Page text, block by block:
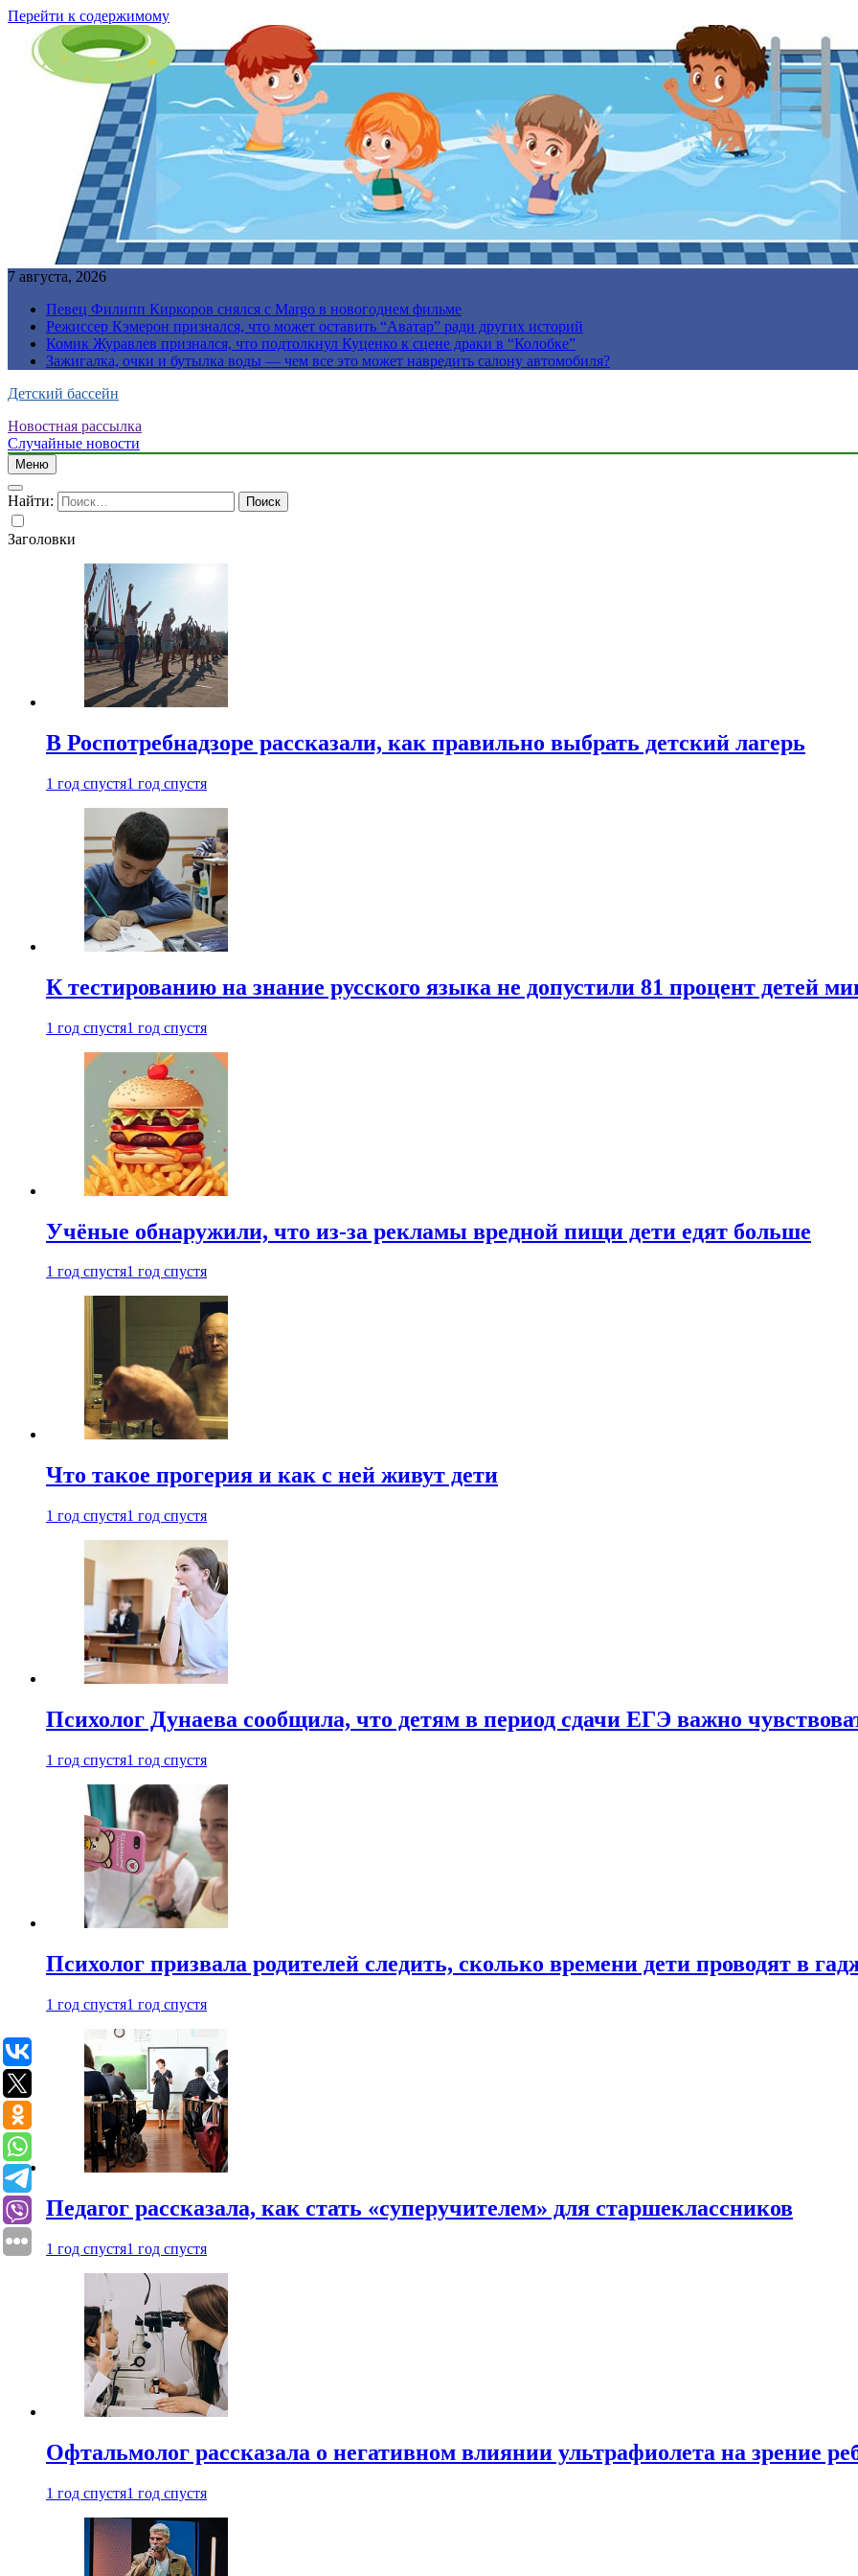
Перейти к содержимому
7 августа, 2026
Певец Филипп Киркоров снялся с Margo в новогоднем фильме
Режиссер Кэмерон признался, что может оставить “Аватар” ради других историй
Комик Журавлев признался, что подтолкнул Куценко к сцене драки в “Колобке”
Зажигалка, очки и бутылка воды — чем все это может навредить салону автомобиля?
Детский бассейн
Новостная рассылка
Случайные новости
Меню
Найти:
Заголовки
В Роспотребнадзоре рассказали, как правильно выбрать детский лагерь
1 год спустя1 год спустя
К тестированию на знание русского языка не допустили 81 процент детей
1 год спустя1 год спустя
Учёные обнаружили, что из-за рекламы вредной пищи дети едят больше
1 год спустя1 год спустя
Что такое прогерия и как с ней живут дети
1 год спустя1 год спустя
Психолог Дунаева сообщила, что детям в период сдачи ЕГЭ важно
1 год спустя1 год спустя
Психолог призвала родителей следить, сколько времени дети проводят в
1 год спустя1 год спустя
Педагог рассказала, как стать «суперучителем» для старшеклассников
1 год спустя1 год спустя
Офтальмолог рассказала о негативном влиянии ультрафиолета на зрение
1 год спустя1 год спустя